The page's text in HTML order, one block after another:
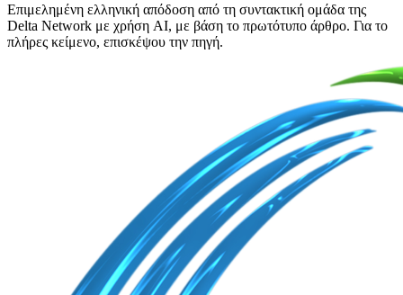
Επιμελημένη ελληνική απόδοση από τη συντακτική ομάδα της
Delta Network με χρήση AI, με βάση το πρωτότυπο άρθρο. Για το
πλήρες κείμενο, επισκέψου την πηγή.